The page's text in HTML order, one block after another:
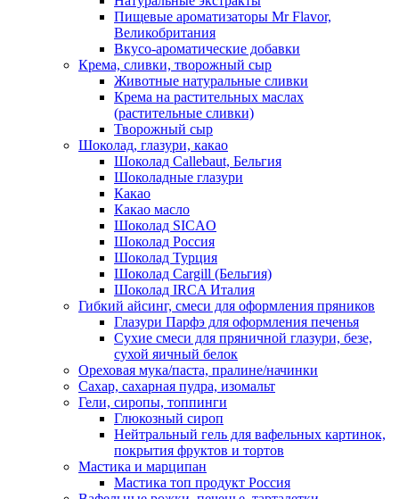
Пищевые ароматизаторы Mr Flavor,
Великобритания
Вкусо-ароматические добавки
Крема, сливки, творожный сыр
Животные натуральные сливки
Крема на растительных маслах
(растительные сливки)
Творожный сыр
Шоколад, глазури, какао
Шоколад Callebaut, Бельгия
Шоколадные глазури
Какао
Какао масло
Шоколад SICAO
Шоколад Россия
Шоколад Турция
Шоколад Cargill (Бельгия)
Шоколад IRCA Италия
Гибкий айсинг, смеси для оформления пряников
Глазури Парфэ для оформления печенья
Сухие смеси для пряничной глазури, безе,
сухой яичный белок
Ореховая мука/паста, пралине/начинки
Сахар, сахарная пудра, изомальт
Гели, сиропы, топпинги
Глюкозный сироп
Нейтральный гель для вафельных картинок,
покрытия фруктов и тортов
Мастика и марципан
Мастика топ продукт Россия